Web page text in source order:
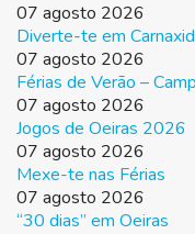
07 agosto 2026
Diverte-te em
07 agosto 2026
Férias de Verão –
07 agosto 2026
Jogos de Oeiras 2026
07 agosto 2026
Mexe-te nas Férias
07 agosto 2026
“30 dias” em Oeiras